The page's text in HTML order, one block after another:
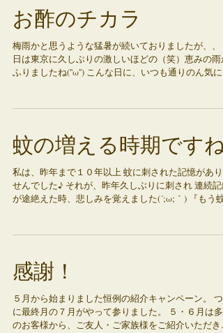
お酢のチカラ
梅雨かと思うような猛暑が続いておりましたが、、
日は東京に久しぶりの激しいほどの（笑）恵みの雨が
ふりましたね(''ω'') こんな日に、いつも通りのん気に
ておりました！...
蚊の増える時期ですね
私は、昨年まで１０年以上 蚊に刺された記憶があり
せんでした♪ それが、昨年久しぶりに刺され 連続記
が途絶えた時、悲しみを覚えました(´;ω;｀) 『もう蚊
感謝！
５月から始まりました恒例の紹介キャンペーン。 つ
に最終月の７月がやって参りました。 ５・６月は多
のお客様から、ご友人・ご家族様をご紹介いただき心